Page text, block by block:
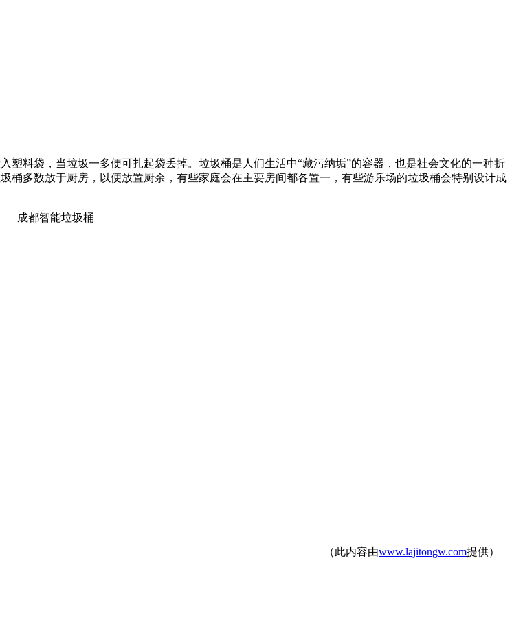
料袋，当垃圾一多便可扎起袋丢掉。垃圾桶是人们生活中“藏污纳垢”的容器，也是社会文化的一种折
多数放于厨房，以便放置厨余，有些家庭会在主要房间都各置一，有些游乐场的垃圾桶会特别设计成
（此内容由www.lajitongw.com提供）